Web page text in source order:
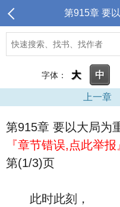
第915章 要
字体： 大 中
上一章
第915章 要以大局为
『章节错误,点此举报
第(1/3)页
此时此刻，